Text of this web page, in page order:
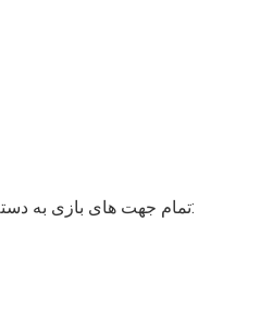
تمام جهت های بازی به دسته های زیر تقسیم می شوند: